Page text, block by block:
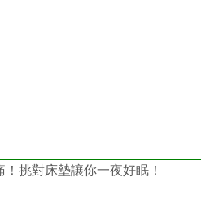
挑對床墊讓你一夜好眠！